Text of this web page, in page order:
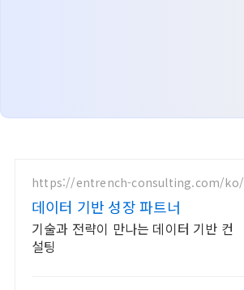
https://entrench-consulting.com/ko/
데이터 기반 성장 파트너
기술과 전략이 만나는 데이터 기반 컨
설팅